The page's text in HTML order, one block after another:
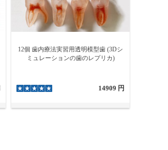
12個 歯内療法実習用透明模型歯 (3Dシ
ミュレーションの歯のレプリカ)
14909 円